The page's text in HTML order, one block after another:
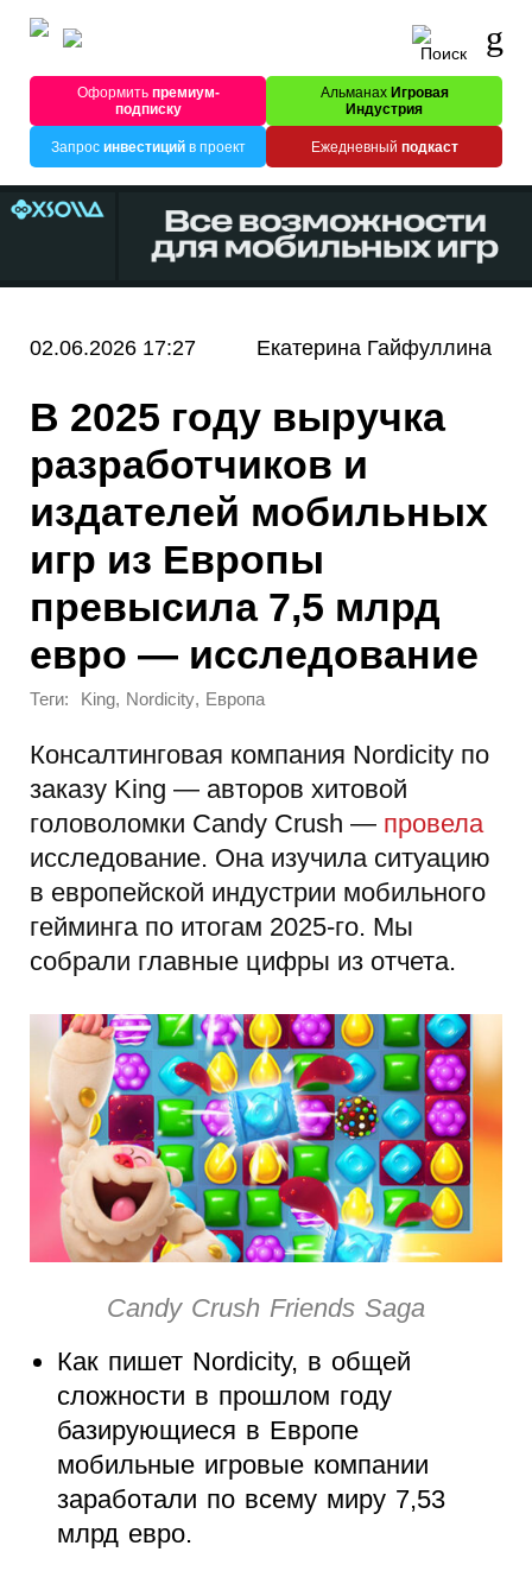
Оформитьпремиум-
подписку
Альманах Игровая
Индустрия
Запрос инвестицийв проект Ежедневный подкаст
02.06.2026 17:27 Екатерина Гайфуллина
В 2025 году выручка
разработчиков и
издателей мобильных
игр из Европы
превысила 7,5 млрд
евро — исследование
Теги: King, Nordicity, Европа
Консалтинговая компания Nordicity по
заказу King — авторов хитовой
головоломки Candy Crush — провела
исследование. Она изучила ситуацию
в европейской индустрии мобильного
гейминга по итогам 2025-го. Мы
собрали главные цифры из отчета.
Candy Crush Friends Saga
Как пишет Nordicity, в общей
сложности в прошлом году
базирующиеся в Европе
мобильные игровые компании
заработали по всему миру 7,53
млрд евро.